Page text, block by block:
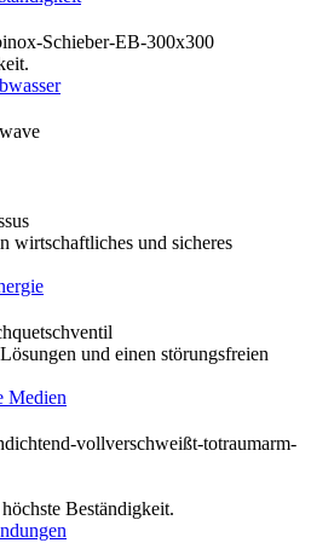
wirtschaftliches und sicheres
und einen störungsfreien
Medien
Beständigkeit.